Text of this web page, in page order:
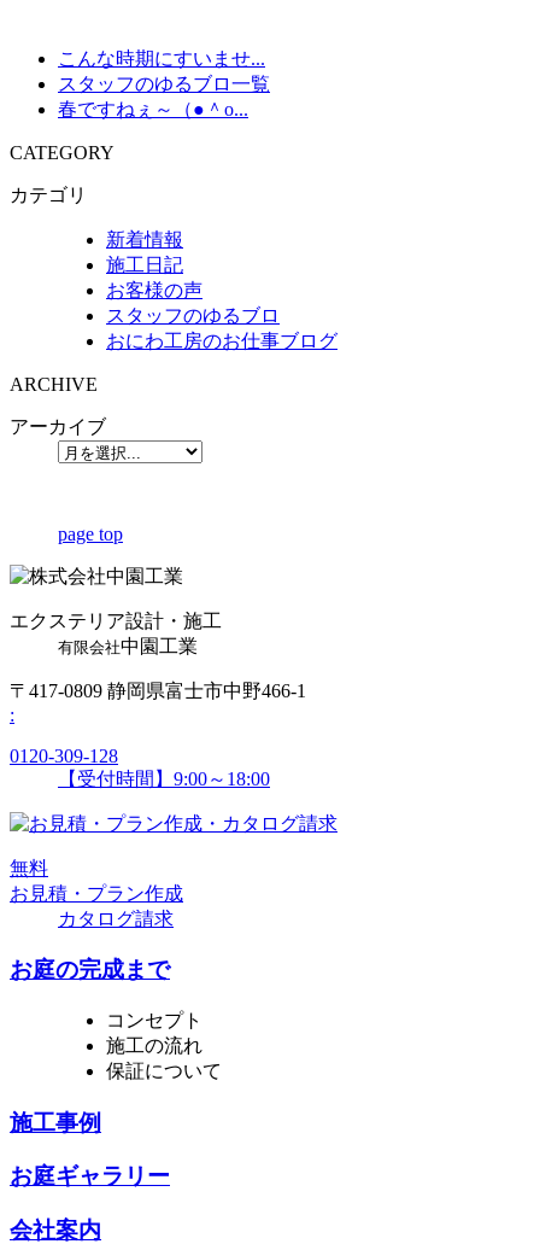
こんな時期にすいませ...
スタッフのゆるブロ一覧
春ですねぇ～（●＾o...
CATEGORY
カテゴリ
新着情報
施工日記
お客様の声
スタッフのゆるブロ
おにわ工房のお仕事ブログ
ARCHIVE
アーカイブ
page top
エクステリア設計・施工
有限会社中園工業
〒417-0809 静岡県富士市中野466-1
:
0120-309-128
【受付時間】9:00～18:00
無料
お見積・プラン作成
カタログ請求
お庭の完成まで
コンセプト
施工の流れ
保証について
施工事例
お庭ギャラリー
会社案内